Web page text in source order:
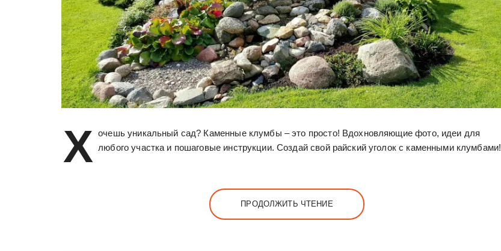
Х очешь уникальный сад? Каменные клумбы – это просто! Вдохновляющие фото, идеи для
любого участка и пошаговые инструкции. Создай свой райский уголок с каменными клумбами!
ПРОДОЛЖИТЬ ЧТЕНИЕ